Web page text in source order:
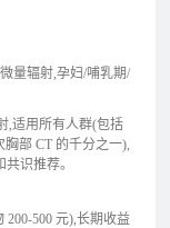
量辐射,孕妇/哺乳期/
,适用所有人群(包括
部 CT 的千分之一),
识推荐。
200-500 元),长期收益